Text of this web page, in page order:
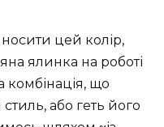
цей колір,
ялинка на роботі
комбінація, що
або геть його